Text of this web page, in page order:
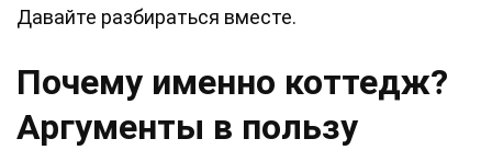
Давайте разбираться вместе.
Почему именно коттедж?
Аргументы в пользу